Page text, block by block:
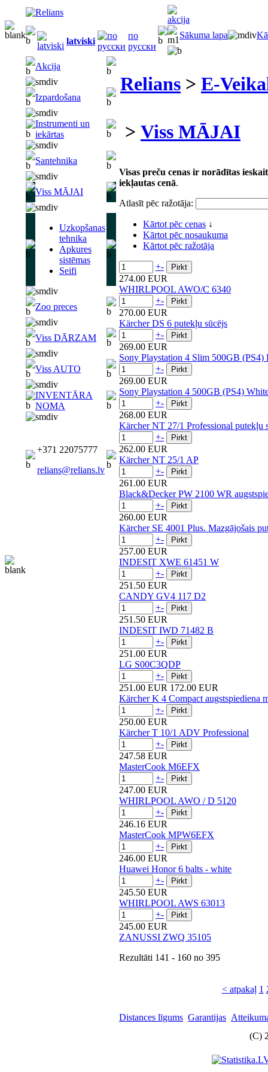
latviski
по
русски
Sākuma lapa
Akcija
Izpardošana
Instrumenti un
iekārtas
Santehnika
Viss MĀJAI
Uzkopšanas
tehnika
Apkures
sistēmas
Seifi
Zoo preces
Viss DĀRZAM
Viss AUTO
INVENTĀRA
NOMA
+371 22075777
relians@relians.lv
Relians > E-
> Viss MĀJAI
Visas preču cenas ir norādītas
iekļautas cenā.
Atlasīt pēc ražotāja:
Kārtot pēc cenas ↓
Kārtot pēc nosaukuma
Kārtot pēc ražotāja
+-
274.00 EUR
WHIRLPOOL AWO/C 6340
+-
270.00 EUR
Kärcher DS 6 putekļu sūcējs
+-
269.00 EUR
Sony Playstation 4 Slim 500GB (PS4)
+-
269.00 EUR
Sony Playstation 4 500GB (PS4)
+-
268.00 EUR
Kärcher NT 27/1 Professional putekļu
+-
262.00 EUR
Kärcher NT 25/1 AP
+-
261.00 EUR
Black&Decker PW 2100 WR
+-
260.00 EUR
Kärcher SE 4001 Plus. Mazgājošais
+-
257.00 EUR
INDESIT XWE 61451 W
+-
251.50 EUR
CANDY GV4 117 D2
+-
251.50 EUR
INDESIT IWD 71482 B
+-
251.00 EUR
LG S00C3QDP
+-
251.00 EUR 172.00 EUR
Kärcher K 4 Compact augstspiediena
+-
250.00 EUR
Kärcher T 10/1 ADV Professional
+-
247.58 EUR
MasterCook M6EFX
+-
247.00 EUR
WHIRLPOOL AWO / D 5120
+-
246.16 EUR
MasterCook MPW6EFX
+-
246.00 EUR
Huawei Honor 6 balts - white
+-
245.50 EUR
WHIRLPOOL AWS 63013
+-
245.00 EUR
ZANUSSI ZWQ 35105
Rezultāti 141 - 160 no 395
< atpakaļ 1
Distances līgums Garantijas
(C)